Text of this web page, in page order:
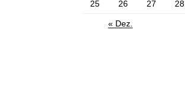
25 26 27 28
« Dez.